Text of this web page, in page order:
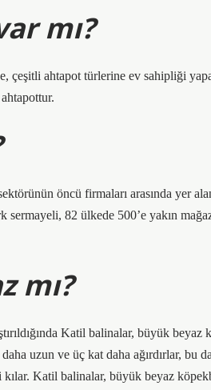
mı?
çeşitli ahtapot türlerine ev sahipliği
öncü firmaları arasında yer
82 ülkede 500’e yakın
mı?
Katil balinalar, büyük beyaz
uzun ve üç kat daha ağırdırlar, bu
kılar. Katil balinalar, büyük beyaz